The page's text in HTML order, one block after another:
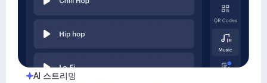
AI 스트리밍